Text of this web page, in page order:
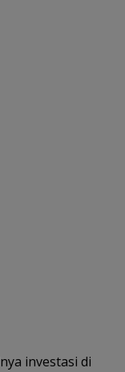
investasi di